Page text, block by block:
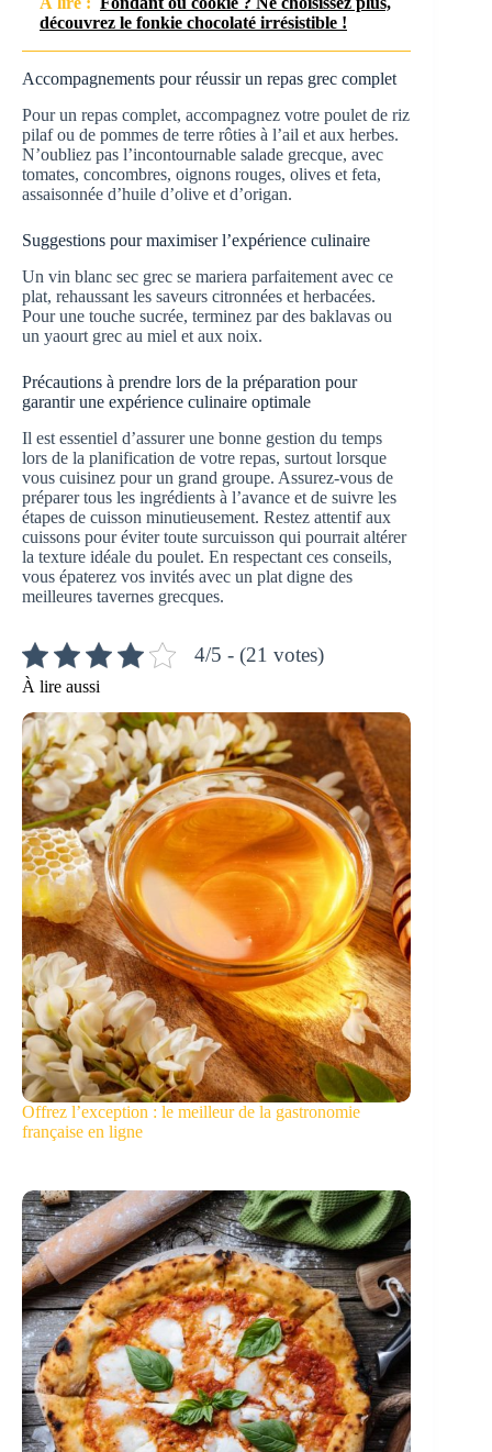
découvrez le fonkie chocolaté irrésistible !
Accompagnements pour réussir un repas grec complet
Pour un repas complet, accompagnez votre poulet de riz
pilaf ou de pommes de terre rôties à l’ail et aux herbes.
N’oubliez pas l’incontournable salade grecque, avec
tomates, concombres, oignons rouges, olives et feta,
assaisonnée d’huile d’olive et d’origan.
Suggestions pour maximiser l’expérience culinaire
Un vin blanc sec grec se mariera parfaitement avec ce
plat, rehaussant les saveurs citronnées et herbacées.
Pour une touche sucrée, terminez par des baklavas ou
un yaourt grec au miel et aux noix.
Précautions à prendre lors de la préparation pour
garantir une expérience culinaire optimale
Il est essentiel d’assurer une bonne gestion du temps
lors de la planification de votre repas, surtout lorsque
vous cuisinez pour un grand groupe. Assurez-vous de
préparer tous les ingrédients à l’avance et de suivre les
étapes de cuisson minutieusement. Restez attentif aux
cuissons pour éviter toute surcuisson qui pourrait altérer
la texture idéale du poulet. En respectant ces conseils,
vous épaterez vos invités avec un plat digne des
meilleures tavernes grecques.
4/5 - (21 votes)
À lire aussi
Offrez l’exception : le meilleur de la gastronomie
française en ligne